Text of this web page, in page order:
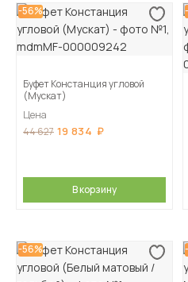
-56%
Буфет Констанция угловой
(Мускат)
Цена
44 627 19 834
В корзину
-56%